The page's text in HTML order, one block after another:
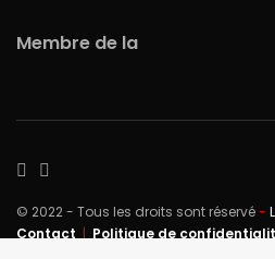
Membre de la
© 2022 - Tous les droits sont réservé-
Contact | Politique de